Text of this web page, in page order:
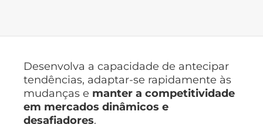
Desenvolva a capacidade de antecipar
tendências, adaptar-se rapidamente às
mudanças e manter a competitividade
em mercados dinâmicos e
desafiadores.